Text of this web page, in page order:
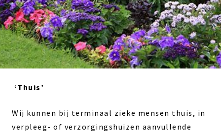
‘Thuis’
Wij kunnen bij terminaal zieke mensen thuis, in
verpleeg- of verzorgingshuizen aanvullende